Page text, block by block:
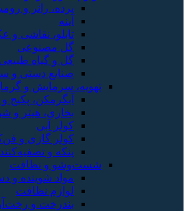
پرده، رانر و
آینه
تابلو، نقاشی و
گل مصنوعی
گل و گیاه طبیعی
صنایع دستی و
تهویه، سرمایش و
آبگرمکن، پکیج
بخاری، هیتر و
کولر آبی
کولر گازی و
پنکه و
شست‌وشو و نظافت
مواد شوینده و
لوازم نظافت
بندرخت و